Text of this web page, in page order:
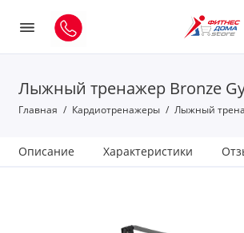
Лыжный тренажер Bronze
Главная Кардиотренажеры Лыжный
Описание Характеристики